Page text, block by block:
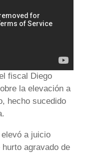
fiscal Diego
la elevación a
hecho sucedido
a juicio
agravado de